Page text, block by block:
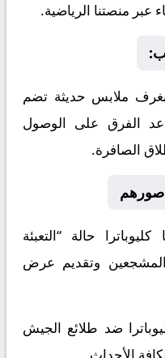
عبر منصتنا الرياضية.
بغرف ملابس حديثة تضم
الفرق على الوصول
الصافرة.
صورهم
حالة “التعبئة
وتقديم عرض
ضد طلائع الجيش